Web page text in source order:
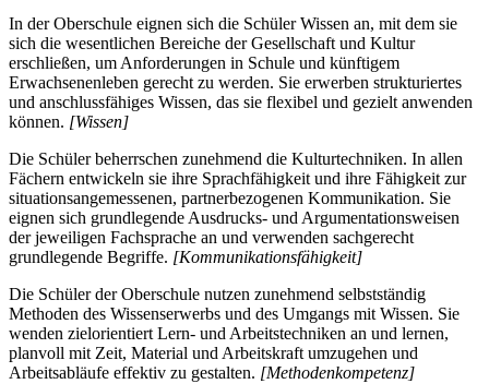
In der Oberschule eignen sich die Schüler Wissen an, mit dem sie
sich die wesentlichen Bereiche der Gesellschaft und Kultur
erschließen, um Anforderungen in Schule und künftigem
Erwachsenenleben gerecht zu werden. Sie erwerben strukturiertes
und anschlussfähiges Wissen, das sie flexibel und gezielt anwenden
können. [Wissen]
Die Schüler beherrschen zunehmend die Kulturtechniken. In allen
Fächern entwickeln sie ihre Sprachfähigkeit und ihre Fähigkeit zur
situationsangemessenen, partnerbezogenen Kommunikation. Sie
eignen sich grundlegende Ausdrucks- und Argumentationsweisen
der jeweiligen Fachsprache an und verwenden sachgerecht
grundlegende Begriffe. [Kommunikationsfähigkeit]
Die Schüler der Oberschule nutzen zunehmend selbstständig
Methoden des Wissenserwerbs und des Umgangs mit Wissen. Sie
wenden zielorientiert Lern- und Arbeitstechniken an und lernen,
planvoll mit Zeit, Material und Arbeitskraft umzugehen und
Arbeitsabläufe effektiv zu gestalten. [Methodenkompetenz]